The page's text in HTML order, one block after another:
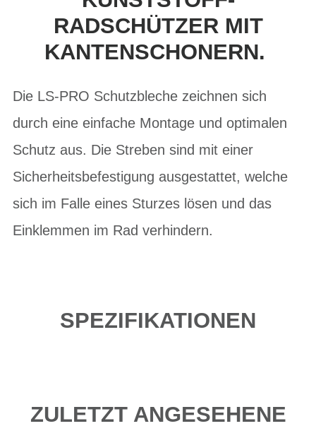
RADSCHÜTZER MIT
KANTENSCHONERN.
Die LS-PRO Schutzbleche zeichnen sich
durch eine einfache Montage und optimalen
Schutz aus. Die Streben sind mit einer
Sicherheitsbefestigung ausgestattet, welche
sich im Falle eines Sturzes lösen und das
Einklemmen im Rad verhindern.
SPEZIFIKATIONEN
ZULETZT ANGESEHENE